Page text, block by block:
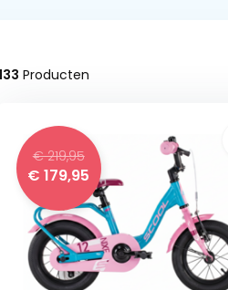
Producten
€ 219,95
€ 179,95